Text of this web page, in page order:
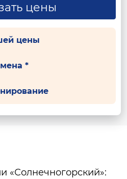
цены
цены
*
«Солнечногорский»: